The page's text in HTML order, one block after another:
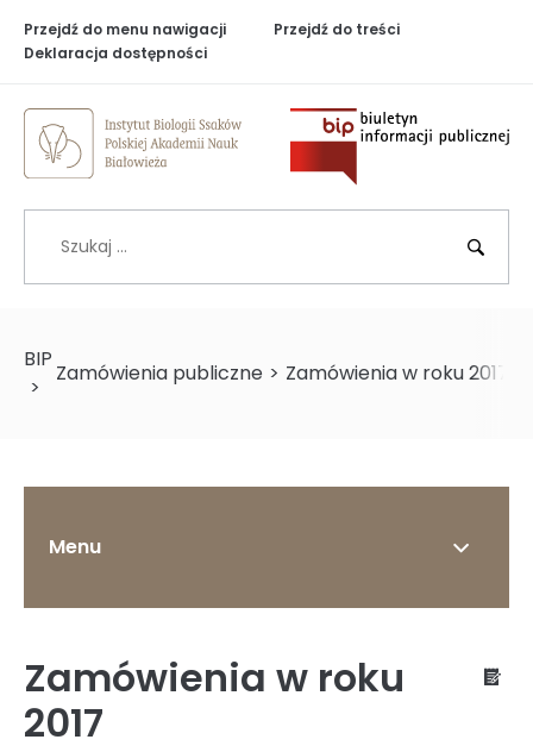
Przejdź do menu nawigacji
Przejdź do treści
Deklaracja dostępności
Biuletyn
Szukaj
BIP
>
Zamówienia publiczne > Zamówienia w roku 2017
Menu
O Instytucie
Zamówienia w roku
2017